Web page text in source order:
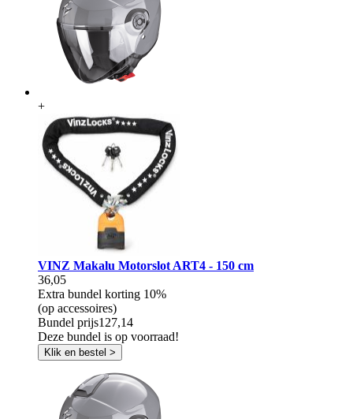
+
VINZ Makalu Motorslot ART4 - 150 cm
36,05
Extra bundel korting 10%
(op accessoires)
Bundel prijs127,14
Deze bundel is op voorraad!
Klik en bestel >